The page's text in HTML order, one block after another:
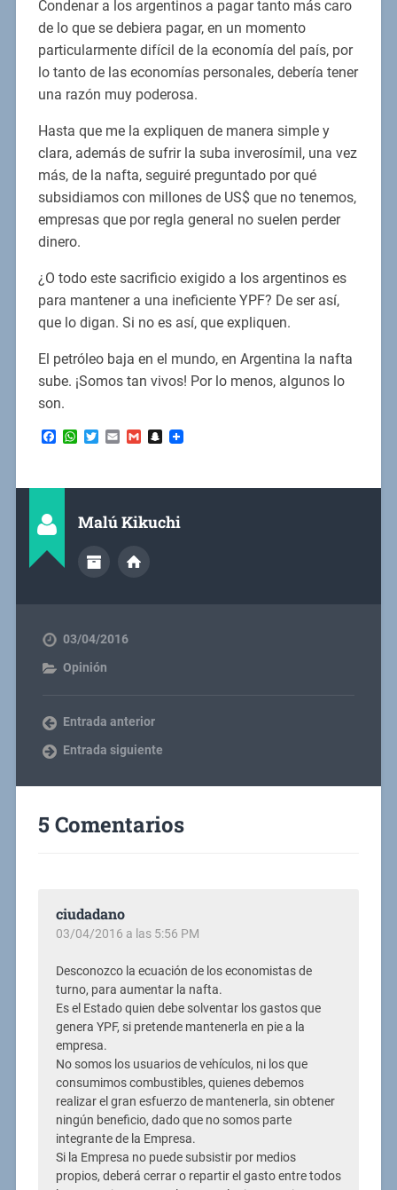
Condenar a los argentinos a pagar tanto más caro
de lo que se debiera pagar, en un momento
particularmente difícil de la economía del país, por
lo tanto de las economías personales, debería tener
una razón muy poderosa.
Hasta que me la expliquen de manera simple y
clara, además de sufrir la suba inverosímil, una vez
más, de la nafta, seguiré preguntado por qué
subsidiamos con millones de US$ que no tenemos,
empresas que por regla general no suelen perder
dinero.
¿O todo este sacrificio exigido a los argentinos es
para mantener a una ineficiente YPF? De ser así,
que lo digan. Si no es así, que expliquen.
El petróleo baja en el mundo, en Argentina la nafta
sube. ¡Somos tan vivos! Por lo menos, algunos lo
son.
Facebook
WhatsApp
Twitter
EmailGmailSnapchat
Malú Kikuchi
03/04/2016
Opinión
Entrada anterior
Entrada siguiente
5 Comentarios
ciudadano
03/04/2016 a las 5:56 PM
Desconozco la ecuación de los economistas de
turno, para aumentar la nafta.
Es el Estado quien debe solventar los gastos que
genera YPF, si pretende mantenerla en pie a la
empresa.
No somos los usuarios de vehículos, ni los que
consumimos combustibles, quienes debemos
realizar el gran esfuerzo de mantenerla, sin obtener
ningún beneficio, dado que no somos parte
integrante de la Empresa.
Si la Empresa no puede subsistir por medios
propios, deberá cerrar o repartir el gasto entre todos